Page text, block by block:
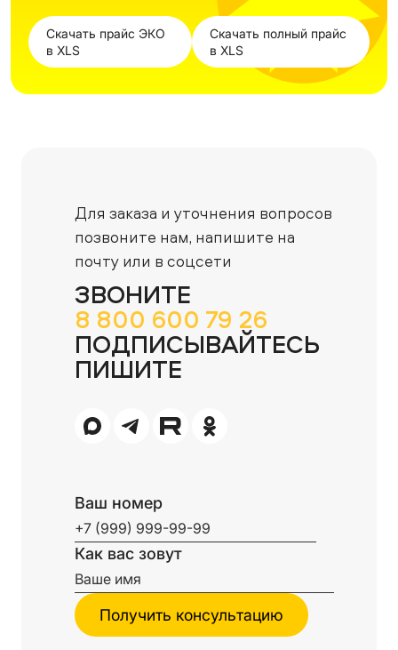
Скачать прайс ЭКО
в XLS
Скачать полный прайс
в XLS
Для заказа и уточнения вопросов
позвоните нам, напишите на
почту или в соцсети
ЗВОНИТЕ
8 800 600 79 26
ПОДПИСЫВАЙТЕСЬ
ПИШИТЕ
Ваш номер
Как вас зовут